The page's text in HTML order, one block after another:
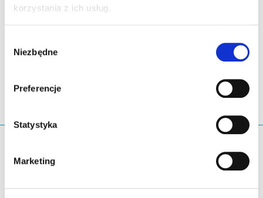
korzystania z ich usług.
zgody
Niezbędne
Preferencje
Statystyka
Marketing
Zapytanie wyszukiwania